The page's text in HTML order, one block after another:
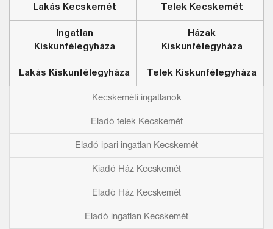
Lakás Kecskemét Telek Kecskemét
Ingatlan
Kiskunfélegyháza
Házak
Kiskunfélegyháza
Lakás Kiskunfélegyháza Telek Kiskunfélegyháza
Kecskeméti ingatlanok
Eladó telek Kecskemét
Eladó ipari ingatlan Kecskemét
Kiadó Ház Kecskemét
Eladó Ház Kecskemét
Eladó ingatlan Kecskemét